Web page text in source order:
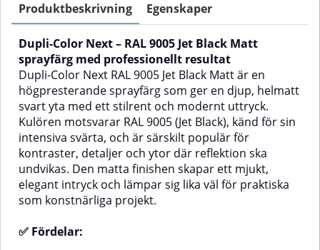
passar utmärkt för både
moderna och tidlösa projekt. Den
och skapar en mjuk, sofistikerad
känsla. Färgen är lätt att
applicera, torkar snabbt och
fäster utmärkt – utan behov av
primer.✅ Fördelar:Helmatt, ren
vit yta - Ger ett mjukt, elegant
uttryck utan glans – perfekt för
stilrena och nedtonade
projekt.Enkel applicering - Jämnt
och kontrollerat resultat även för
ovana användare – utan
rinnmärken.Universell
kompatibilitet - Kan användas på
både akryllacker och syntetiska
lacker (alkyd). (OBS! Övermåla
alkydfärg först efter minst 7
ger tillsammans med glansen ett
kraftfullt, sofistikerat uttryck. Den
designytor som tekniska eller
dekorativa detaljer – både inom-
och utomhus.✅ Fördelar:Blank,
intensivt svart finish - Ger en
djup, reflekterande yta som
framhäver form och kontrast –
idealisk för både design och
funktion.Enkel applicering -
Sprayen ger ett jämnt resultat
utan rinnmärken – även för
nybörjare.Universell
kompatibilitet - Kan appliceras på
Produktbeskrivning Egenskaper
Dupli-Color Next – RAL 9005 Jet Black Matt
sprayfärg med professionellt resultat
Dupli-Color Next RAL 9005 Jet Black Matt är en
högpresterande sprayfärg som ger en djup, helmatt
svart yta med ett stilrent och modernt uttryck.
Kulören motsvarar RAL 9005 (Jet Black), känd för sin
intensiva svärta, och är särskilt populär för
kontraster, detaljer och ytor där reflektion ska
undvikas. Den matta finishen skapar ett mjukt,
elegant intryck och lämpar sig lika väl för praktiska
som konstnärliga projekt.
✅ Fördelar: